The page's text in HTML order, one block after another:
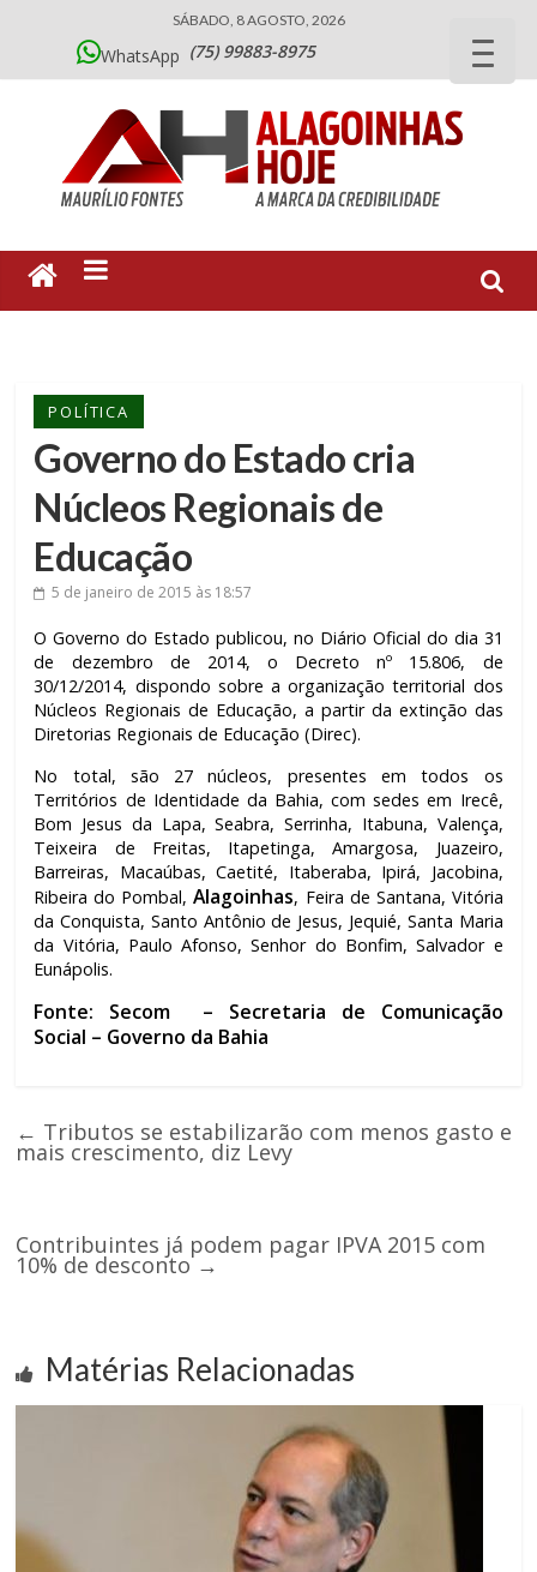
SÁBADO, 8 AGOSTO, 2026
WhatsApp (75) 99883-8975
POLÍTICA
Governo do Estado cria
Núcleos Regionais de
Educação
5 de janeiro de 2015 às 18:57
O Governo do Estado publicou, no Diário Oficial do dia 31
de dezembro de 2014, o Decreto nº 15.806, de
30/12/2014, dispondo sobre a organização territorial dos
Núcleos Regionais de Educação, a partir da extinção das
Diretorias Regionais de Educação (Direc).
No total, são 27 núcleos, presentes em todos os
Territórios de Identidade da Bahia, com sedes em Irecê,
Bom Jesus da Lapa, Seabra, Serrinha, Itabuna, Valença,
Teixeira de Freitas, Itapetinga, Amargosa, Juazeiro,
Barreiras, Macaúbas, Caetité, Itaberaba, Ipirá, Jacobina,
Ribeira do Pombal,Alagoinhas, Feira de Santana, Vitória
da Conquista, Santo Antônio de Jesus, Jequié, Santa Maria
da Vitória, Paulo Afonso, Senhor do Bonfim, Salvador e
Eunápolis.
Fonte: Secom
– Secretaria de Comunicação
Social – Governo da Bahia
← Tributos se estabilizarão com menos gasto e
mais crescimento, diz Levy
Contribuintes já podem pagar IPVA 2015 com
10% de desconto →
Matérias Relacionadas